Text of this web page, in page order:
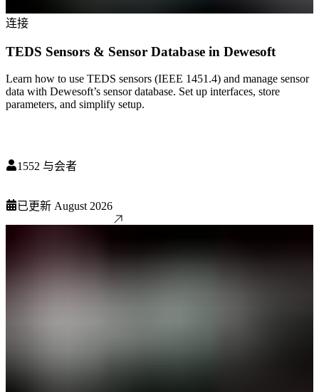
连接
TEDS Sensors & Sensor Database in Dewesoft
Learn how to use TEDS sensors (IEEE 1451.4) and manage sensor
data with Dewesoft’s sensor database. Set up interfaces, store
parameters, and simplify setup.
1552 与会者
已更新 August 2026